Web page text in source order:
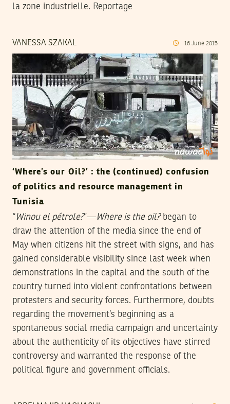
la zone industrielle. Reportage
VANESSA SZAKAL 16 June 2015
‘Where’s our Oil?’ : the (continued) confusion
of politics and resource management in
Tunisia
“Winou el pétrole?”—Where is the oil?began to
draw the attention of the media since the end of
May when citizens hit the street with signs, and has
gained considerable visibility since last week when
demonstrations in the capital and the south of the
country turned into violent confrontations between
protesters and security forces. Furthermore, doubts
regarding the movement’s beginning as a
spontaneous social media campaign and uncertainty
about the authenticity of its objectives have stirred
controversy and warranted the response of the
political figure and government officials.